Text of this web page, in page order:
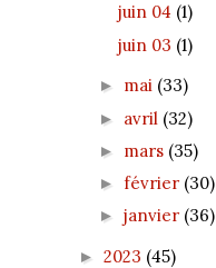
juin 04 (1)
juin 03 (1)
► mai (33)
► avril (32)
► mars (35)
► février (30)
► janvier (36)
► 2023 (45)